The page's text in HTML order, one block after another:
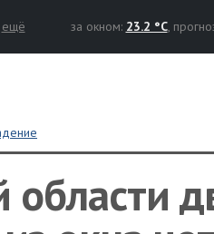
ещё за окном: 23.2 °C,
области